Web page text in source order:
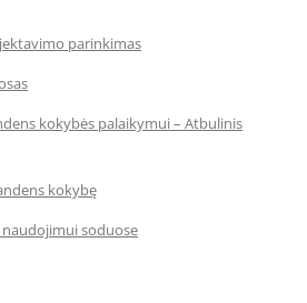
parinkimas
kokybės palaikymui – Atbulinis
kokybę
soduose